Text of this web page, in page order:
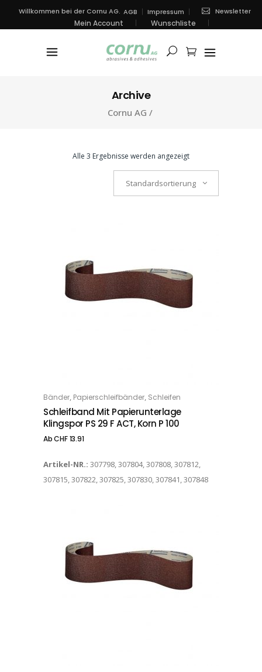
Willkommen bei der Cornu AG. AGB Impressum Newsletter
Mein Account Wunschliste
Archive
Cornu AG /
Alle 3 Ergebnisse werden angezeigt
Standardsortierung
OPTIONS
Bänder, Papierschleifbänder, Schleifen
Schleifband Mit Papierunterlage
Klingspor PS 29 F ACT, Korn P 100
AbCHF13.91
Artikel-NR.: 307798, 307804, 307808, 307812,
307815, 307822, 307825, 307830, 307841, 307848